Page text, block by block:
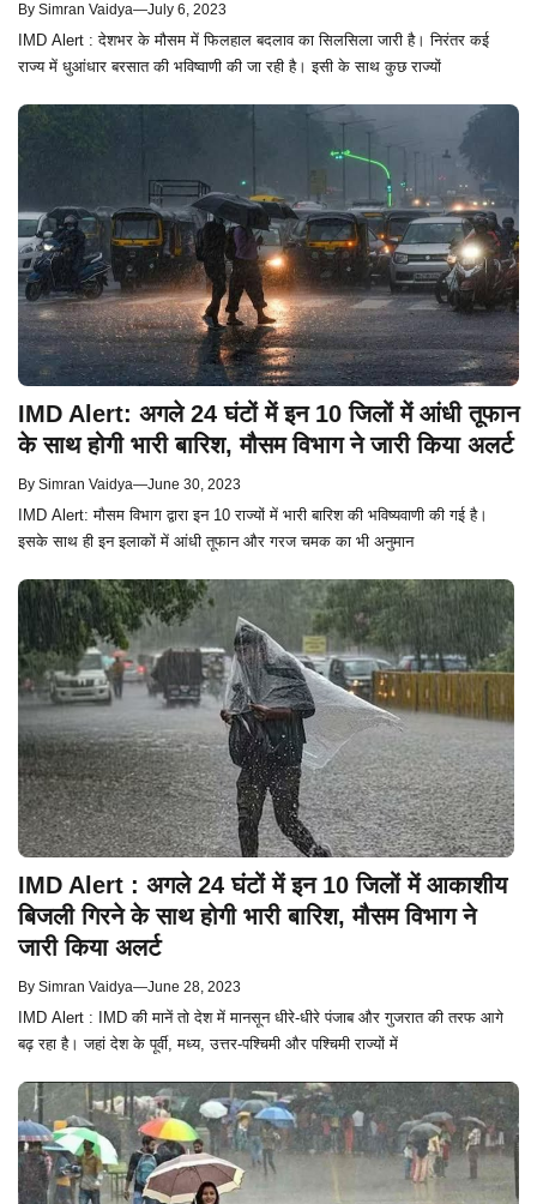
By Simran Vaidya—July 6, 2023
IMD Alert : देशभर के मौसम में फिलहाल बदलाव का सिलसिला जारी है। निरंतर कई
राज्य में धुआंधार बरसात की भविष्वाणी की जा रही है। इसी के साथ कुछ राज्यों
IMD Alert: अगले 24 घंटों में इन 10 जिलों में आंधी तूफान
के साथ होगी भारी बारिश, मौसम विभाग ने जारी किया अलर्ट
By Simran Vaidya—June 30, 2023
IMD Alert: मौसम विभाग द्वारा इन 10 राज्यों में भारी बारिश की भविष्यवाणी की गई है।
इसके साथ ही इन इलाकों में आंधी तूफान और गरज चमक का भी अनुमान
IMD Alert : अगले 24 घंटों में इन 10 जिलों में आकाशीय
बिजली गिरने के साथ होगी भारी बारिश, मौसम विभाग ने
जारी किया अलर्ट
By Simran Vaidya—June 28, 2023
IMD Alert : IMD की मानें तो देश में मानसून धीरे-धीरे पंजाब और गुजरात की तरफ आगे
बढ़ रहा है। जहां देश के पूर्वी, मध्य, उत्तर-पश्चिमी और पश्चिमी राज्यों में